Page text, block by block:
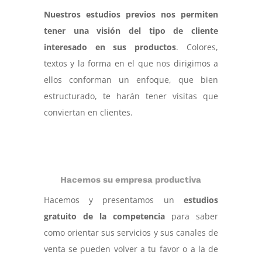
Nuestros estudios previos nos permiten
tener una visión del tipo de cliente
interesado en sus productos. Colores,
textos y la forma en el que nos dirigimos a
ellos conforman un enfoque, que bien
estructurado, te harán tener visitas que
conviertan en clientes.
Hacemos su empresa productiva
Hacemos y presentamos unestudios
gratuito de la competencia para saber
como orientar sus servicios y sus canales de
venta se pueden volver a tu favor o a la de